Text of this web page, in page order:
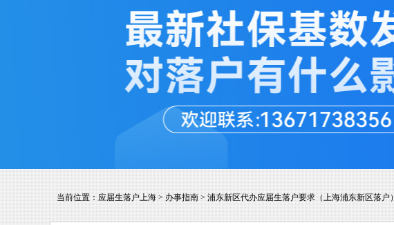
当前位置： 应届生落户上海 > 办事指南 > 浦东新区代办应届生落户要求（上海浦东新区落户）